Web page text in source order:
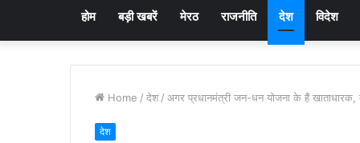
होम बड़ी खबरें मेरठ राजनीति देश विदेश
Home / देश / अगर प्रधानमंत्री जन-धन योजना के हैं खाताधारक,
देश